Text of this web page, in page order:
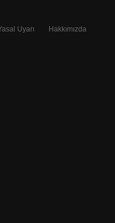
Uyarı Hakkımızda